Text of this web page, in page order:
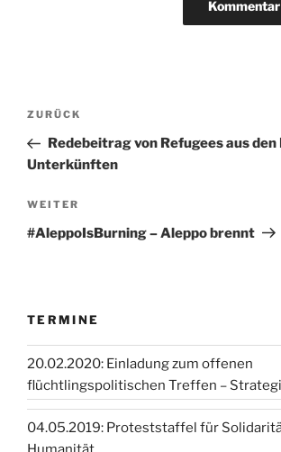
Beitragsnavigation
Vorheriger
Beitrag
ZURÜCK
Redebeitrag von Refugees aus
Unterkünften
Nächster
Beitrag
WEITER
#AleppoIsBurning – Aleppo brennt
TERMINE
20.02.2020: Einladung zum offenen
flüchtlingspolitischen Treffen –
04.05.2019: Proteststaffel für